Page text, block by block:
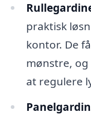
praktisk
kontor. De
mønstre,
at regulere